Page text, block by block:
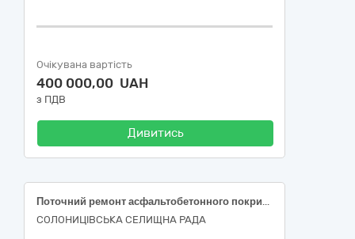
Очікувана вартість
400 000,00 UAH
з ПДВ
Дивитись
Поточний ремонт асфальтобетонного покриття дороги по вул. Ганни Шупенко в с-щі Вільшани Харківського району Харківської області
СОЛОНИЦІВСЬКА СЕЛИЩНА РАДА